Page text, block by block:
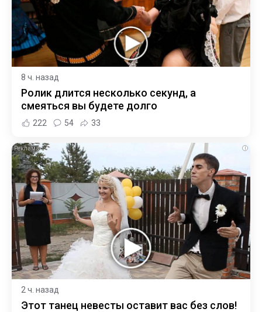
8 ч. назад
Ролик длится несколько секунд, а
смеяться вы будете долго
222 54 33
i
2 ч. назад
Этот танец невесты оставит вас без слов!